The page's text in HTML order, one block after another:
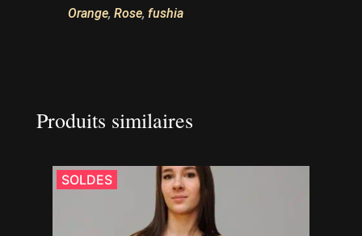
Orange,Rose,fushia
Produits similaires
SOLDES